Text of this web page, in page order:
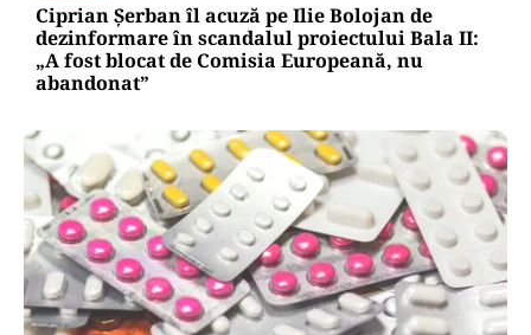
Ciprian Șerban îl acuză pe Ilie Bolojan de
dezinformare în scandalul proiectului Bala II:
„A fost blocat de Comisia Europeană, nu
abandonat”